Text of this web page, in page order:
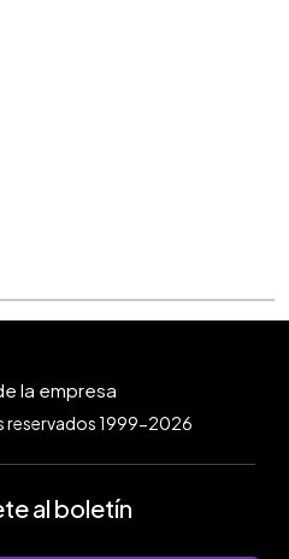
reservados 1999-2026
al boletín